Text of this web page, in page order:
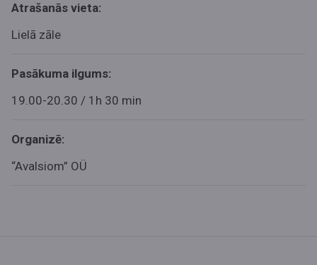
Atrašanās vieta:
Lielā zāle
Pasākuma ilgums:
19.00-20.30 / 1h 30 min
Organizē:
“Avalsiom” OÜ